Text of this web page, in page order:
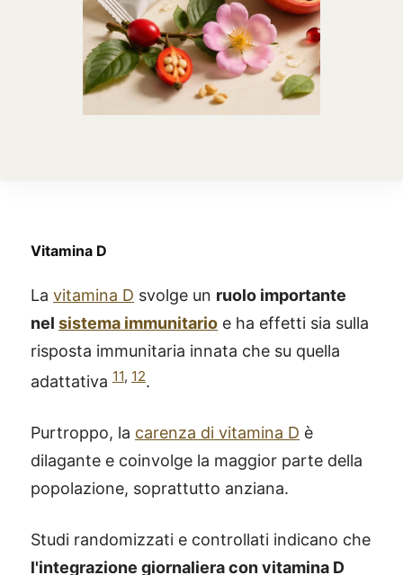
Vitamina D
La vitamina D svolge un ruolo importante
nel sistema immunitario e ha effetti sia sulla
risposta immunitaria innata che su quella
adattativa 11, 12.
Purtroppo, la carenza di vitamina D è
dilagante e coinvolge la maggior parte della
popolazione, soprattutto anziana.
Studi randomizzati e controllati indicano che
l'integrazione giornaliera con vitamina D